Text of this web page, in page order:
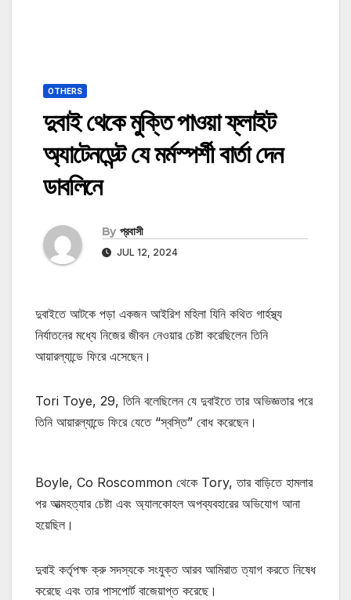
OTHERS
দুবাই থেকে মুক্তি পাওয়া ফ্লাইট
অ্যাটেনডেন্ট যে মর্মস্পর্শী বার্তা দেন
ডাবলিনে
By প্রবাসী
JUL 12, 2024
দুবাইতে আটকে পড়া একজন আইরিশ মহিলা যিনি কথিত গার্হস্থ্য
নির্যাতনের মধ্যে নিজের জীবন নেওয়ার চেষ্টা করেছিলেন তিনি
আয়ারল্যান্ডে ফিরে এসেছেন।
Tori Toye, 29, তিনি বলেছিলেন যে দুবাইতে তার অভিজ্ঞতার পরে
তিনি আয়ারল্যান্ডে ফিরে যেতে “স্বস্তি” বোধ করেছেন।
Boyle, Co Roscommon থেকে Tory, তার বাড়িতে হামলার
পর আত্মহত্যার চেষ্টা এবং অ্যালকোহল অপব্যবহারের অভিযোগ আনা
হয়েছিল।
দুবাই কর্তৃপক্ষ ক্রু সদস্যকে সংযুক্ত আরব আমিরাত ত্যাগ করতে নিষেধ
করেছে এবং তার পাসপোর্ট বাজেয়াপ্ত করেছে।